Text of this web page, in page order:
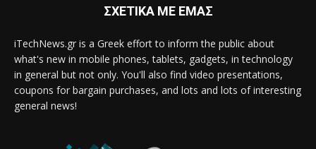
ΣΧΕΤΙΚΑ ΜΕ ΕΜΑΣ
iTechNews.gr is a Greek effort to inform the public about
what's new in mobile phones, tablets, gadgets, in technology
in general but not only. You'll also find video presentations,
coupons for bargain purchases, and lots and lots of interesting
general news!